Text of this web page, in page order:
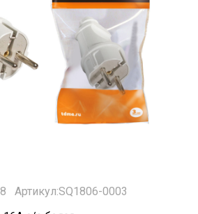
Артикул:SQ1806-0003